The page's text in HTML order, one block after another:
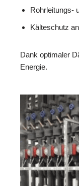
Rohrleitungs-
Kälteschutz
Dank optimaler
Energie.